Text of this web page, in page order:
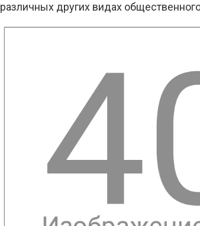
различных других видах